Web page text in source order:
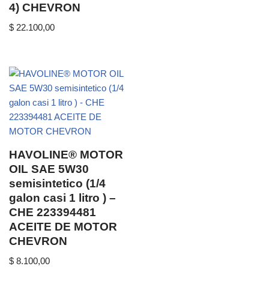
4) CHEVRON
$ 22.100,00
HAVOLINE® MOTOR
OIL SAE 5W30
semisintetico (1/4
galon casi 1 litro ) –
CHE 223394481
ACEITE DE MOTOR
CHEVRON
$ 8.100,00